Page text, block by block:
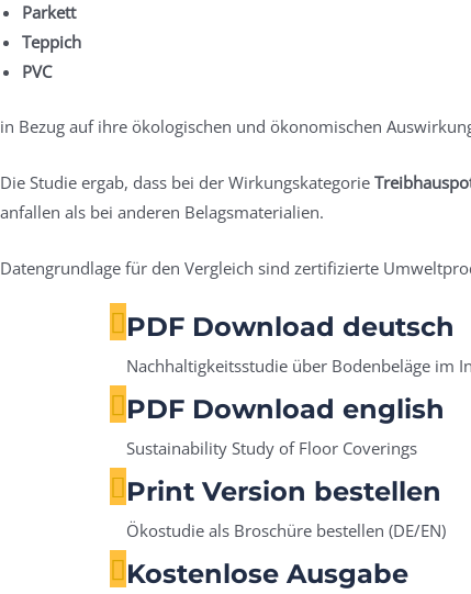
Parkett
Teppich
PVC
in Bezug auf ihre ökologischen und ökonomischen
Die Studie ergab, dass bei der Wirkungskategorie
anfallen als bei anderen Belagsmaterialien.
Datengrundlage für den Vergleich sind zertifizierte
PDF Download deutsch
Nachhaltigkeitsstudie über Bodenbeläge im
PDF Download english
Sustainability Study of Floor Coverings
Print Version bestellen
Ökostudie als Broschüre bestellen (DE/EN)
Kostenlose Ausgabe